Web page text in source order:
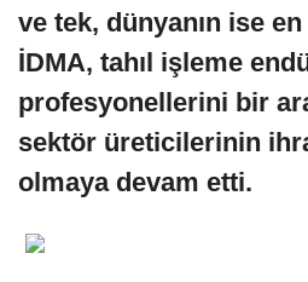
ve tek, dünyanın ise
İDMA, tahıl işleme
profesyonellerini bir
sektör üreticilerinin
olmaya devam etti.